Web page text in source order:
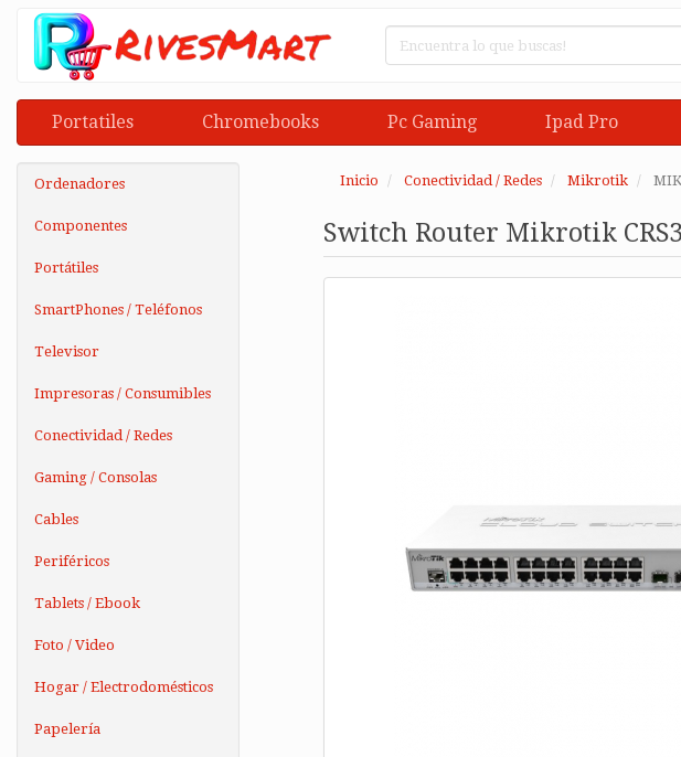
Portatiles Chromebooks Pc Gaming Ipad Pro
Ordenadores
Componentes
Portátiles
SmartPhones / Teléfonos
Televisor
Impresoras / Consumibles
Conectividad / Redes
Gaming / Consolas
Cables
Periféricos
Tablets / Ebook
Foto / Video
Hogar / Electrodomésticos
Papelería
Inicio Conectividad / Redes Mikrotik
Switch Router Mikrotik